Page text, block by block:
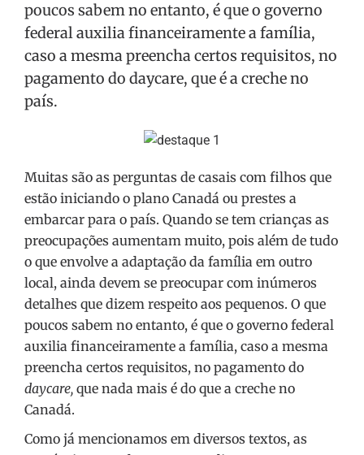
poucos sabem no entanto, é que o governo
federal auxilia financeiramente a família,
caso a mesma preencha certos requisitos, no
pagamento do daycare, que é a creche no
país.
Muitas são as perguntas de casais com filhos que
estão iniciando o plano Canadá ou prestes a
embarcar para o país. Quando se tem crianças as
preocupações aumentam muito, pois além de tudo
o que envolve a adaptação da família em outro
local, ainda devem se preocupar com inúmeros
detalhes que dizem respeito aos pequenos. O que
poucos sabem no entanto, é que o governo federal
auxilia financeiramente a família, caso a mesma
preencha certos requisitos, no pagamento do
daycare, que nada mais é do que a creche no
Canadá.
Como já mencionamos em diversos textos, as